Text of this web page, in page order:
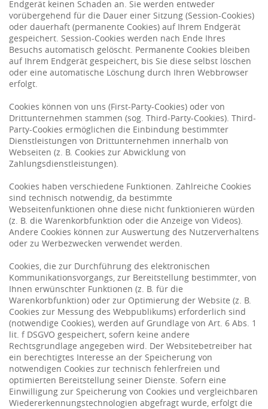
Endgerät keinen Schaden an. Sie werden entweder
vorübergehend für die Dauer einer Sitzung (Session-Cookies)
oder dauerhaft (permanente Cookies) auf Ihrem Endgerät
gespeichert. Session-Cookies werden nach Ende Ihres
Besuchs automatisch gelöscht. Permanente Cookies bleiben
auf Ihrem Endgerät gespeichert, bis Sie diese selbst löschen
oder eine automatische Löschung durch Ihren Webbrowser
erfolgt.
Cookies können von uns (First-Party-Cookies) oder von
Drittunternehmen stammen (sog. Third-Party-Cookies). Third-
Party-Cookies ermöglichen die Einbindung bestimmter
Dienstleistungen von Drittunternehmen innerhalb von
Webseiten (z. B. Cookies zur Abwicklung von
Zahlungsdienstleistungen).
Cookies haben verschiedene Funktionen. Zahlreiche Cookies
sind technisch notwendig, da bestimmte
Webseitenfunktionen ohne diese nicht funktionieren würden
(z. B. die Warenkorbfunktion oder die Anzeige von Videos).
Andere Cookies können zur Auswertung des Nutzerverhaltens
oder zu Werbezwecken verwendet werden.
Cookies, die zur Durchführung des elektronischen
Kommunikationsvorgangs, zur Bereitstellung bestimmter, von
Ihnen erwünschter Funktionen (z. B. für die
Warenkorbfunktion) oder zur Optimierung der Website (z. B.
Cookies zur Messung des Webpublikums) erforderlich sind
(notwendige Cookies), werden auf Grundlage von Art. 6 Abs. 1
lit. f DSGVO gespeichert, sofern keine andere
Rechtsgrundlage angegeben wird. Der Websitebetreiber hat
ein berechtigtes Interesse an der Speicherung von
notwendigen Cookies zur technisch fehlerfreien und
optimierten Bereitstellung seiner Dienste. Sofern eine
Einwilligung zur Speicherung von Cookies und vergleichbaren
Wiedererkennungstechnologien abgefragt wurde, erfolgt die